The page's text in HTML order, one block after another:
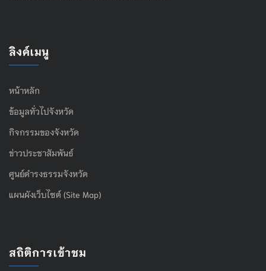
ลิงค์เมนู
หน้าหลัก
ข้อมูลทั่วไปจังหวัด
กิจกรรมของจังหวัด
ข่าวประชาสัมพันธ์
ศูนย์ดำรงธรรมจังหวัด
แผนผังเว็บไซต์ (Site Map)
สถิติการเข้าชม